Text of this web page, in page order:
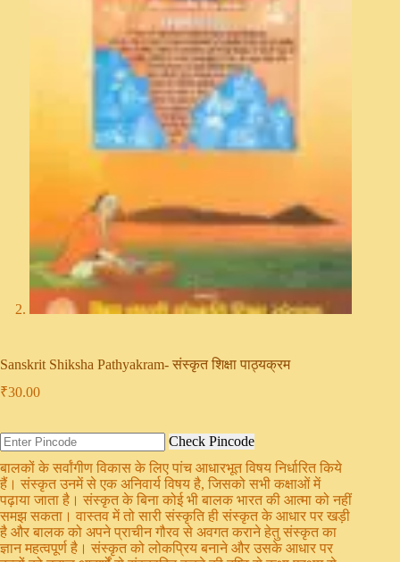
Sanskrit Shiksha Pathyakram- संस्कृत शिक्षा पाठ्यक्रम
₹30.00
Check Pincode
बालकों के सर्वांगीण विकास के लिए पांच आधारभूत विषय निर्धारित किये
हैं। संस्कृत उनमें से एक अनिवार्य विषय है, जिसको सभी कक्षाओं में
पढ़ाया जाता है। संस्कृत के बिना कोई भी बालक भारत की आत्मा को नहीं
समझ सकता। वास्तव में तो सारी संस्कृति ही संस्कृत के आधार पर खड़ी
है और बालक को अपने प्राचीन गौरव से अवगत कराने हेतु संस्कृत का
ज्ञान महत्वपूर्ण है। संस्कृत को लोकप्रिय बनाने और उसके आधार पर